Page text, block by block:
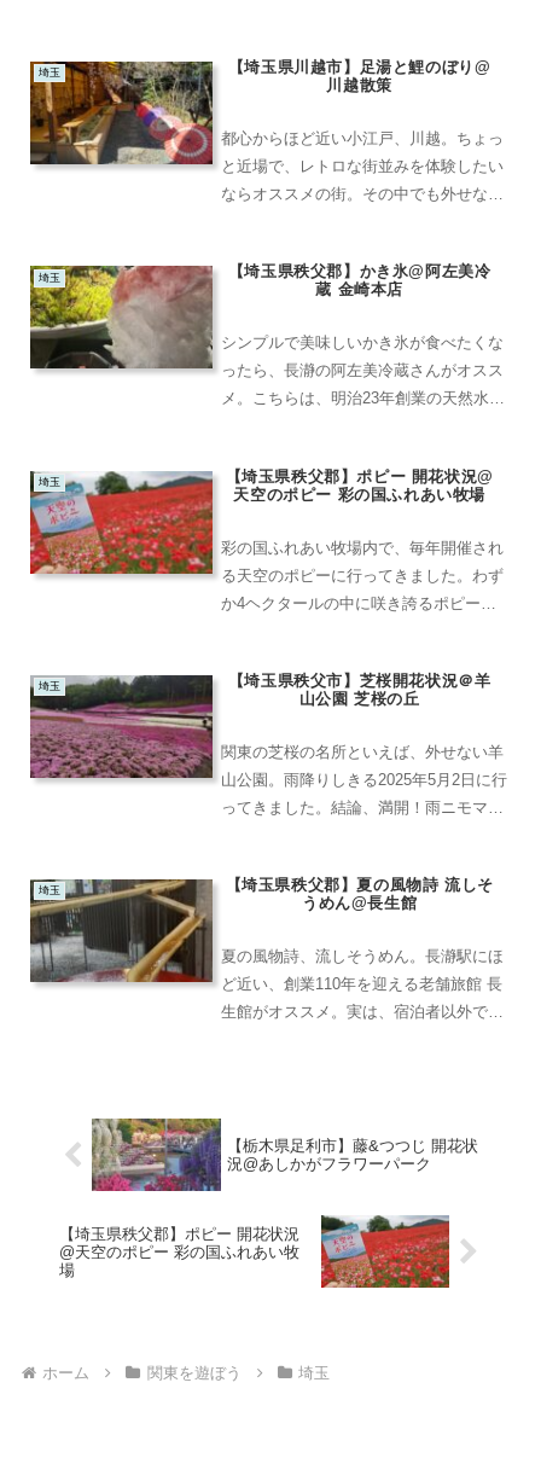
まいの方でも、ぜひ一度は見て欲しい。
埼玉
【埼玉県川越市】足湯と鯉のぼり@
川越散策
都心からほど近い小江戸、川越。ちょっ
と近場で、レトロな街並みを体験したい
ならオススメの街。その中でも外せない
和雑貨・土産物・工芸品を取り扱ってお
埼玉
【埼玉県秩父郡】かき氷@阿左美冷
蔵 金崎本店
シンプルで美味しいかき氷が食べたくな
ったら、長瀞の阿左美冷蔵さんがオスス
メ。こちらは、明治23年創業の天然水を
崎本店の2店舗を展開しています。今回
埼玉
【埼玉県秩父郡】ポピー 開花状況@
天空のポピー 彩の国ふれあい牧場
彩の国ふれあい牧場内で、毎年開催され
る天空のポピーに行ってきました。わず
か4ヘクタールの中に咲き誇るポピーの
ることもありました。今年は、2 年ぶり
埼玉
【埼玉県秩父市】芝桜開花状況＠羊
山公園 芝桜の丘
関東の芝桜の名所といえば、外せない羊
山公園。雨降りしきる2025年5月2日に行
ってきました。結論、満開！雨ニモマケ
が、お出迎え。花壇ごとに作られた作品
埼玉
【埼玉県秩父郡】夏の風物詩 流しそ
うめん@長生館
夏の風物詩、流しそうめん。長瀞駅にほ
ど近い、創業110年を迎える老舗旅館 長
生館がオススメ。実は、宿泊者以外でも
主な変更点は、ネッ...
【栃木県足利市】藤&つつじ 開花状
況@あしかがフラワーパーク
【埼玉県秩父郡】ポピー 開花状況
@天空のポピー 彩の国ふれあい牧
場
ホーム 関東を遊ぼう 埼玉